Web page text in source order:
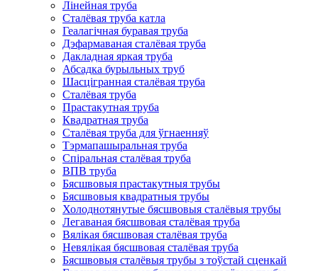
Лінейная труба
Сталёвая труба катла
Геалагічная буравая труба
Дэфармаваная сталёвая труба
Дакладная яркая труба
Абсадка бурыльных труб
Шасцігранная сталёвая труба
Сталёвая труба
Прастакутная труба
Квадратная труба
Сталёвая труба для ўгнаенняў
Тэрмапашыральная труба
Спіральная сталёвая труба
ВПВ труба
Бясшвовыя прастакутныя трубы
Бясшвовыя квадратныя трубы
Холоднотянутые бясшвовыя сталёвыя трубы
Легаваная бясшвовая сталёвая труба
Вялікая бясшвовая сталёвая труба
Невялікая бясшвовая сталёвая труба
Бясшвовыя сталёвыя трубы з тоўстай сценкай